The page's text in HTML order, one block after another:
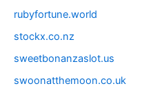
rubyfortune.world
stockx.co.nz
sweetbonanzaslot.us
swoonatthemoon.co.uk